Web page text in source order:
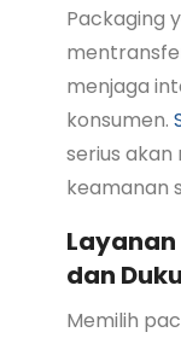
Packaging
menjaga
konsumen.
serius akan
keamanan
dan
Memilih